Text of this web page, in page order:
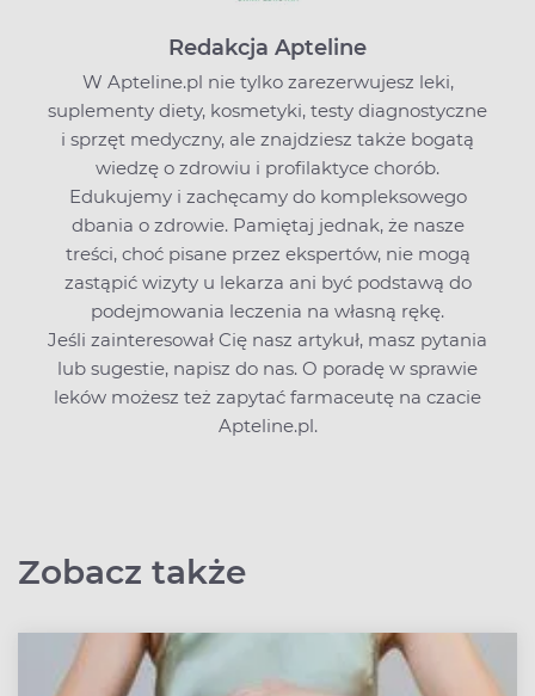
Redakcja Apteline
W Apteline.pl nie tylko zarezerwujesz leki,
suplementy diety, kosmetyki, testy diagnostyczne
i sprzęt medyczny, ale znajdziesz także bogatą
wiedzę o zdrowiu i profilaktyce chorób.
Edukujemy i zachęcamy do kompleksowego
dbania o zdrowie. Pamiętaj jednak, że nasze
treści, choć pisane przez ekspertów, nie mogą
zastąpić wizyty u lekarza ani być podstawą do
podejmowania leczenia na własną rękę.
Jeśli zainteresował Cię nasz artykuł, masz pytania
lub sugestie, napisz do nas. O poradę w sprawie
leków możesz też zapytać farmaceutę na czacie
Apteline.pl.
Zobacz także